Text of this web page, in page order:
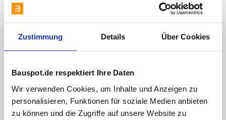
Zustimmung Details Über Cookies
Bauspot.de respektiert Ihre Daten
Wir verwenden Cookies, um Inhalte und Anzeigen zu
personalisieren, Funktionen für soziale Medien anbieten
zu können und die Zugriffe auf unsere Website zu